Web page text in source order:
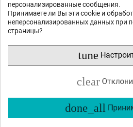
персонализированные сообщения.
Принимаете ли Вы эти cookie и
неперсонализированных данных при
страницы?
tune
clear
done_all